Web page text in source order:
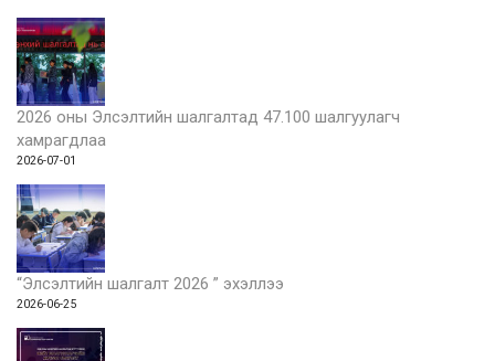
2026 оны Элсэлтийн шалгалтад 47.100 шалгуулагч
хамрагдлаа
2026-07-01
“Элсэлтийн шалгалт 2026 ” эхэллээ
2026-06-25